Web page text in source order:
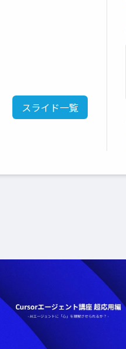
スライド一覧